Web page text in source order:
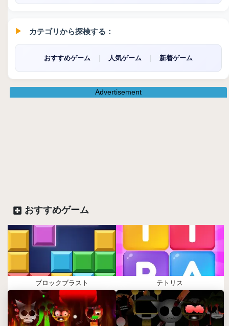
カテゴリから探検する：
おすすめゲーム 人気ゲーム 新着ゲーム
Advertisement
おすすめゲーム
ブロックブラスト テトリス